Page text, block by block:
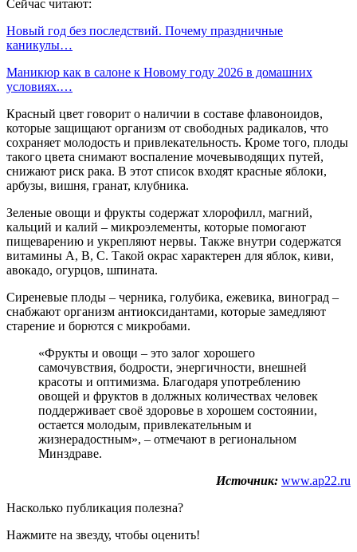
Сейчас читают:
Новый год без последствий. Почему праздничные
каникулы…
Маникюр как в салоне к Новому году 2026 в домашних
условиях.…
Красный цвет говорит о наличии в составе флавоноидов,
которые защищают организм от свободных радикалов, что
сохраняет молодость и привлекательность. Кроме того, плоды
такого цвета снимают воспаление мочевыводящих путей,
снижают риск рака. В этот список входят красные яблоки,
арбузы, вишня, гранат, клубника.
Зеленые овощи и фрукты содержат хлорофилл, магний,
кальций и калий – микроэлементы, которые помогают
пищеварению и укрепляют нервы. Также внутри содержатся
витамины А, В, С. Такой окрас характерен для яблок, киви,
авокадо, огурцов, шпината.
Сиреневые плоды – черника, голубика, ежевика, виноград –
снабжают организм антиоксидантами, которые замедляют
старение и борются с микробами.
«Фрукты и овощи – это залог хорошего
самочувствия, бодрости, энергичности, внешней
красоты и оптимизма. Благодаря употреблению
овощей и фруктов в должных количествах человек
поддерживает своё здоровье в хорошем состоянии,
остается молодым, привлекательным и
жизнерадостным», – отмечают в региональном
Минздраве.
Источник: www.ap22.ru
Насколько публикация полезна?
Нажмите на звезду, чтобы оценить!